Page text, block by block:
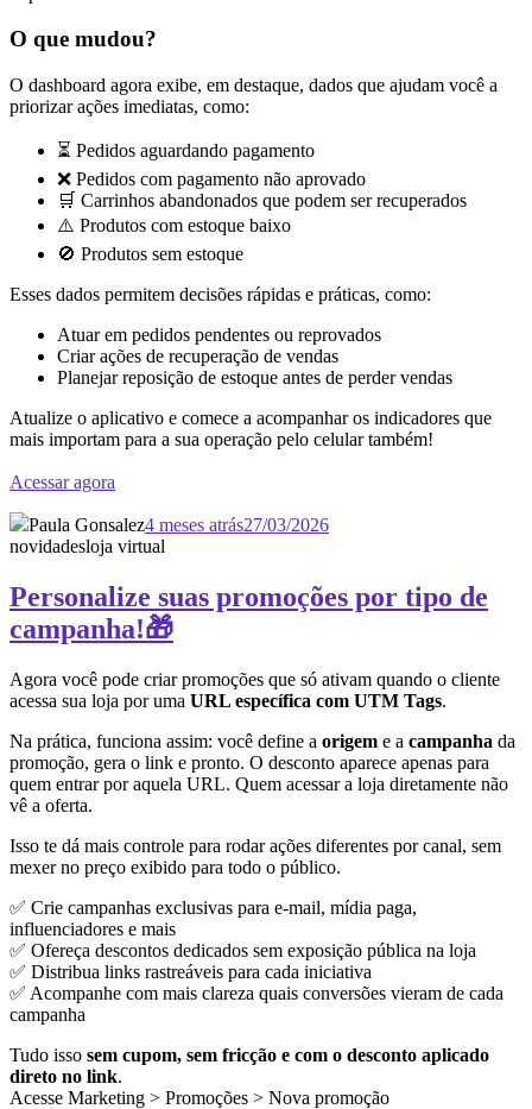
O que mudou?
O dashboard agora exibe, em destaque, dados que ajudam você a
priorizar ações imediatas, como:
⏳ Pedidos aguardando pagamento
❌ Pedidos com pagamento não aprovado
🛒 Carrinhos abandonados que podem ser recuperados
⚠️ Produtos com estoque baixo
🚫 Produtos sem estoque
Esses dados permitem decisões rápidas e práticas, como:
Atuar em pedidos pendentes ou reprovados
Criar ações de recuperação de vendas
Planejar reposição de estoque antes de perder vendas
Atualize o aplicativo e comece a acompanhar os indicadores que
mais importam para a sua operação pelo celular também!
Acessar agora
Paula Gonsalez4 meses atrás27/03/2026
novidadesloja virtual
Personalize suas promoções por tipo de
campanha!🎁
Agora você pode criar promoções que só ativam quando o cliente
acessa sua loja por uma URL específica com UTM Tags.
Na prática, funciona assim: você define a origem e a campanha da
promoção, gera o link e pronto. O desconto aparece apenas para
quem entrar por aquela URL. Quem acessar a loja diretamente não
vê a oferta.
Isso te dá mais controle para rodar ações diferentes por canal, sem
mexer no preço exibido para todo o público.
✅ Crie campanhas exclusivas para e-mail, mídia paga,
influenciadores e mais
✅ Ofereça descontos dedicados sem exposição pública na loja
✅ Distribua links rastreáveis para cada iniciativa
✅ Acompanhe com mais clareza quais conversões vieram de cada
campanha
Tudo isso sem cupom, sem fricção e com o desconto aplicado
direto no link.
Acesse Marketing > Promoções > Nova promoção